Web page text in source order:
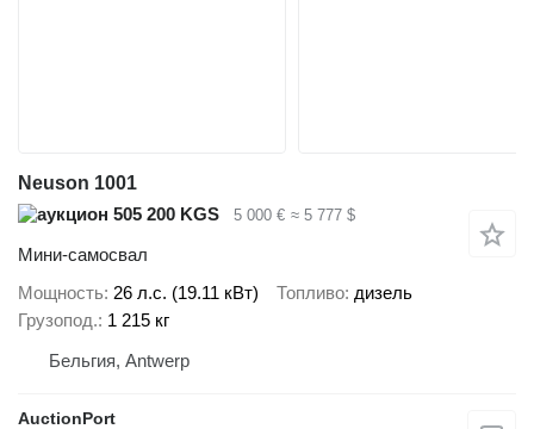
Neuson 1001
505 200 KGS
5 000 € ≈ 5 777 $
Мини-самосвал
Мощность 26 л.с. (19.11 кВт) Топливо дизель
Грузопод. 1 215 кг
Бельгия, Antwerp
AuctionPort